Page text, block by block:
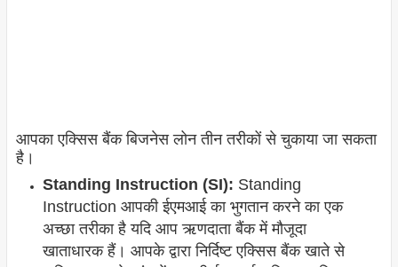
आपका एक्सिस बैंक बिजनेस लोन तीन तरीकों से चुकाया जा सकता
है।
Standing Instruction (SI): Standing
Instruction आपकी ईएमआई का भुगतान करने का एक
अच्छा तरीका है यदि आप ऋणदाता बैंक में मौजूदा
खाताधारक हैं। आपके द्वारा निर्दिष्ट एक्सिस बैंक खाते से